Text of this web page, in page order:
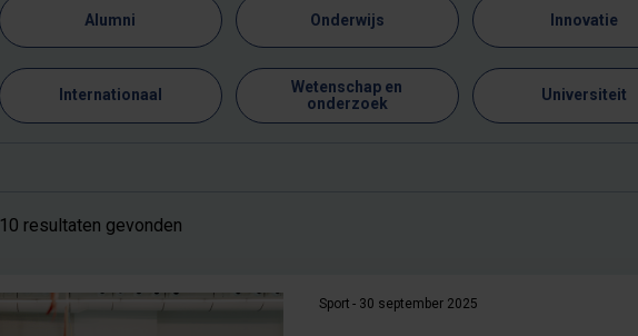
Alumni Onderwijs Innovatie
Internationaal
Wetenschap en
onderzoek
Universiteit
10 resultaten gevonden
Sport 30 september 2025